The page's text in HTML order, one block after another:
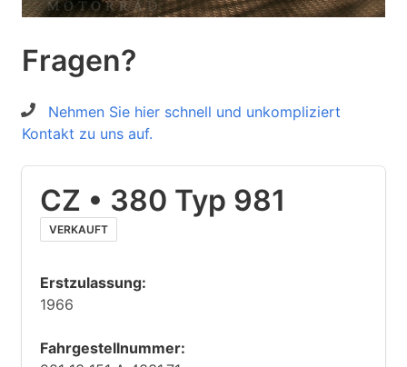
Fragen?
Nehmen Sie hier schnell und unkompliziert
Kontakt zu uns auf.
CZ • 380 Typ 981
VERKAUFT
Erstzulassung:
1966
Fahrgestellnummer: